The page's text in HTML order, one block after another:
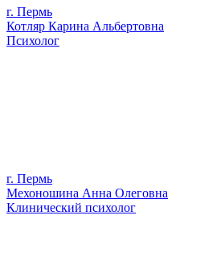
г. Пермь
Котляр Карина Альбертовна
Психолог
г. Пермь
Мехоношина Анна Олеговна
Клинический психолог